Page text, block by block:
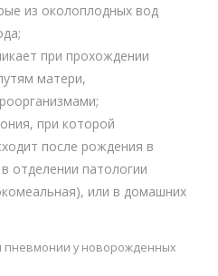
из околоплодных вод
при прохождении
матери,
при которой
после рождения в
отделении патологии
или в домашних
пневмонии у новорожденных